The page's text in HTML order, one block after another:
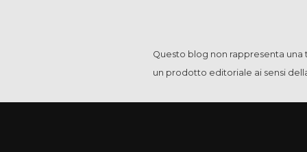
Questo blog non rappresenta
un prodotto editoriale ai sensi